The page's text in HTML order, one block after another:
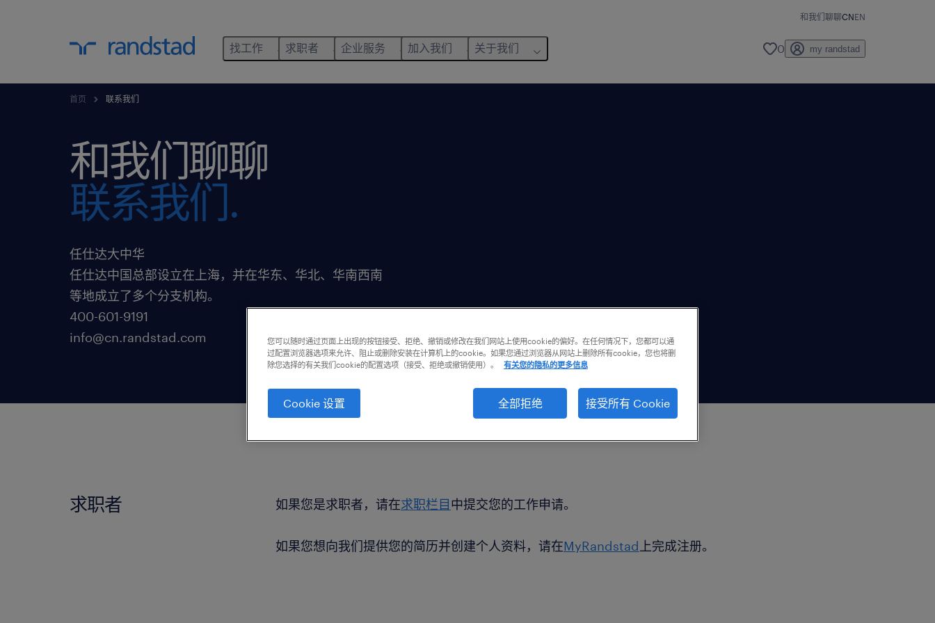
和我们聊聊CNEN
找工作 求职者 企业服务 加入我们 关于我们 0 my randstad
首页 联系我们
和我们聊聊
联系我们.
任仕达大中华
任仕达中国总部设立在上海，并在华东、华北、华南西南
等地成立了多个分支机构。
400-601-9191
info@cn.randstad.com
求职者 如果您是求职者，请在求职栏目中提交您的工作申请。
如果您想向我们提供您的简历并创建个人资料，请在MyRandstad 上完成注册。
您可以随时通过页面上出现的按钮接受、拒绝、撤销或修改在我们网站上使用cookie的偏好。在任何情况下，您都可以通
过配置浏览器选项来允许、阻止或删除安装在计算机上的cookie。如果您通过浏览器从网站上删除所有cookie，您也将删
除您选择的有关我们cookie的配置选项（接受、拒绝或撤销使用）。
有关您的隐私的更多信息
Cookie 设置 全部拒绝 接受所有 Cookie